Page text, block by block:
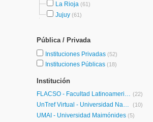
La Rioja (61)
Jujuy (61)
Pública / Privada
Instituciones Privadas (52)
Instituciones Públicas (18)
Institución
FLACSO - Facultad Latinoamericana de Ciencias Sociales (22)
UnTref Virtual - Universidad Nacional Tres de Febrero Virtual (10)
UMAI - Universidad Maimónides (5)